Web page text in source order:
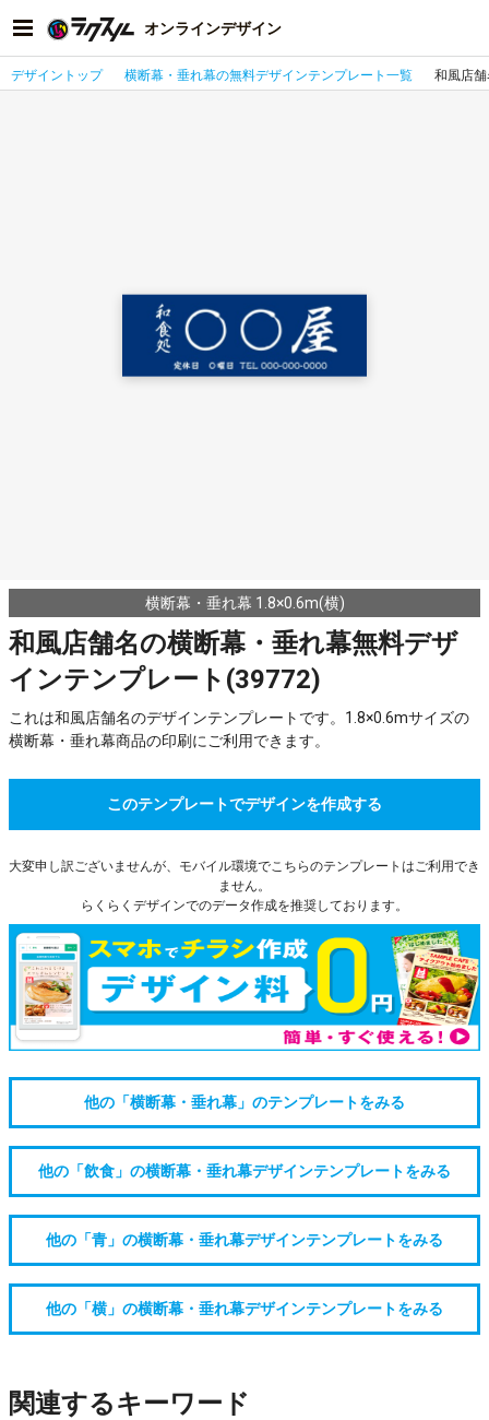
オンラインデザイン
デザイントップ 横断幕・垂れ幕の無料デザインテンプレート一覧 和風店
横断幕・垂れ幕 1.8×0.6m(横)
和風店舗名の横断幕・垂れ幕無料デザ
インテンプレート(39772)
これは和風店舗名のデザインテンプレートです。1.8×0.6mサイズの
横断幕・垂れ幕商品の印刷にご利用できます。
このテンプレートでデザインを作成する
大変申し訳ございませんが、モバイル環境でこちらのテンプレートはご利用でき
ません。
らくらくデザインでのデータ作成を推奨しております。
他の「横断幕・垂れ幕」のテンプレートをみる
他の「飲食」の横断幕・垂れ幕デザインテンプレートをみる
他の「青」の横断幕・垂れ幕デザインテンプレートをみる
他の「横」の横断幕・垂れ幕デザインテンプレートをみる
関連するキーワード